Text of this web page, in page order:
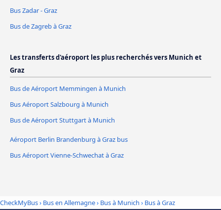
Bus Zadar - Graz
Bus de Zagreb à Graz
Les transferts d'aéroport les plus recherchés vers Munich et
Graz
Bus de Aéroport Memmingen à Munich
Bus Aéroport Salzbourg à Munich
Bus de Aéroport Stuttgart à Munich
Aéroport Berlin Brandenburg à Graz bus
Bus Aéroport Vienne-Schwechat à Graz
CheckMyBus› Bus en Allemagne› Bus à Munich › Bus à Graz